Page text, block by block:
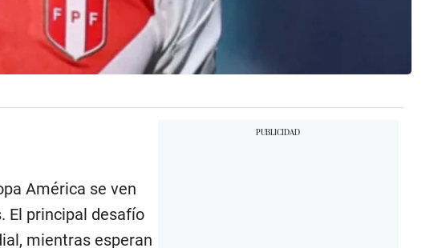
América se ven
El principal desafío
mientras esperan